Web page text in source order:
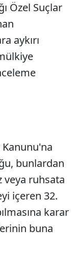
Özel Suçlar
aykırı
bunlardan
veya ruhsata
içeren 32.
karar
buna